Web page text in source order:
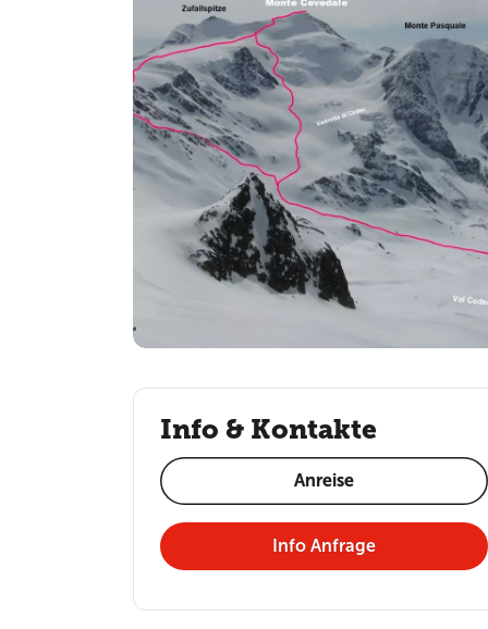
Info & Kontakte
Anreise
Info Anfrage